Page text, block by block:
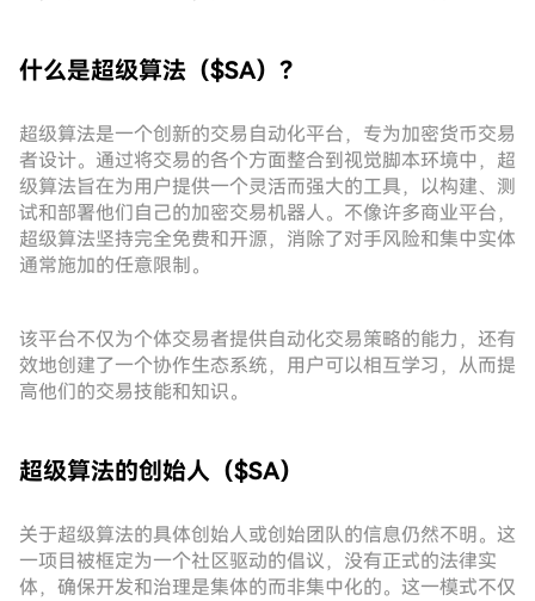
什么是超级算法（$SA）？
超级算法是一个创新的交易自动化平台，专为加密货币交易
者设计。通过将交易的各个方面整合到视觉脚本环境中，超
级算法旨在为用户提供一个灵活而强大的工具，以构建、测
试和部署他们自己的加密交易机器人。不像许多商业平台，
超级算法坚持完全免费和开源，消除了对手风险和集中实体
通常施加的任意限制。
该平台不仅为个体交易者提供自动化交易策略的能力，还有
效地创建了一个协作生态系统，用户可以相互学习，从而提
高他们的交易技能和知识。
超级算法的创始人（$SA）
关于超级算法的具体创始人或创始团队的信息仍然不明。这
一项目被框定为一个社区驱动的倡议，没有正式的法律实
体，确保开发和治理是集体的而非集中化的。这一模式不仅